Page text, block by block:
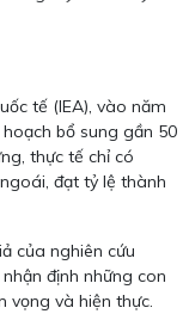
tế (IEA), vào năm
bổ sung gần 50
thực tế chỉ có
đạt tỷ lệ thành
của nghiên cứu
định những con
vọng và hiện thực.